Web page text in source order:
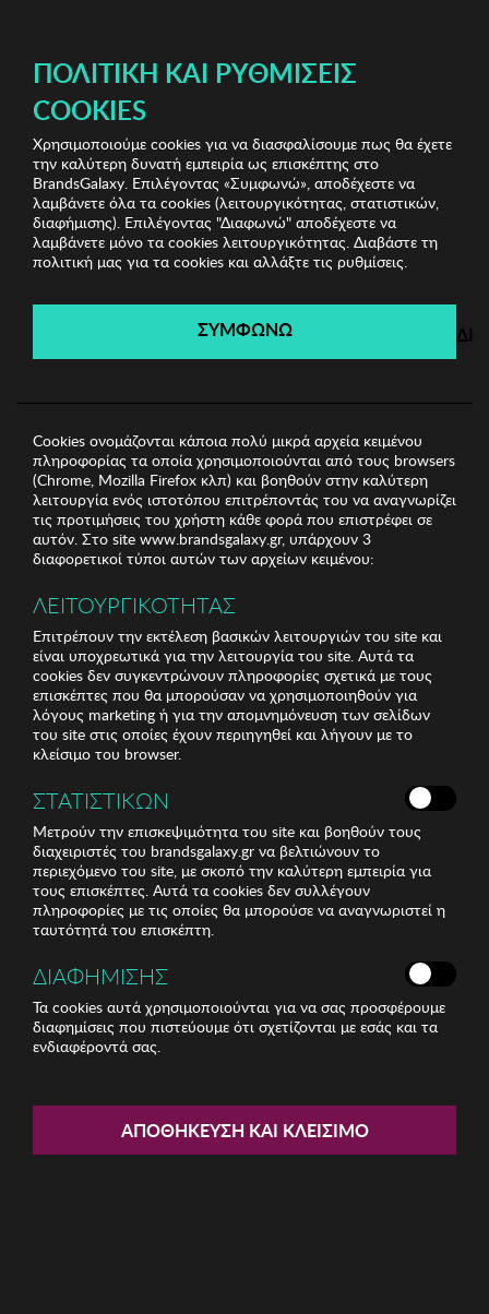
Jewels Shop Vol.2 Γυναικεία Κολιέ
Γυναικείο Κολιέ
Sadie
Jewels Shop Vol.2
Λήγει σε: 00ημέρες | 00ώρες 00λεπτά 00δευτ.
Γυναικείο Κολιέ Sadie
ΠΟΛΙΤΙΚΉ ΚΑΙ ΡΥΘΜΊΣΕΙΣ
COOKIES
Χρησιμοποιούμε cookies για να διασφαλίσουμε πως θα έχετε
την καλύτερη δυνατή εμπειρία ως επισκέπτης στο
BrandsGalaxy. Επιλέγοντας «Συμφωνώ», αποδέχεστε να
λαμβάνετε όλα τα cookies (λειτουργικότητας, στατιστικών,
διαφήμισης). Επιλέγοντας "Διαφωνώ" αποδέχεστε να
λαμβάνετε μόνο τα cookies λειτουργικότητας. Διαβάστε τη
πολιτική μας για τα cookies και αλλάξτε τις ρυθμίσεις.
ΣΥΜΦΩΝΩ
Cookies ονομάζονται κάποια πολύ μικρά αρχεία κειμένου
πληροφορίας τα οποία χρησιμοποιούνται από τους browsers
(Chrome, Mozilla Firefox κλπ) και βοηθούν στην καλύτερη
λειτουργία ενός ιστοτόπου επιτρέποντάς του να αναγνωρίζει
τις προτιμήσεις του χρήστη κάθε φορά που επιστρέφει σε
αυτόν. Στο site www.brandsgalaxy.gr, υπάρχουν 3
διαφορετικοί τύποι αυτών των αρχείων κειμένου:
ΛΕΙΤΟΥΡΓΙΚΟΤΗΤΑΣ
Επιτρέπουν την εκτέλεση βασικών λειτουργιών του site και
είναι υποχρεωτικά για την λειτουργία του site. Αυτά τα
cookies δεν συγκεντρώνουν πληροφορίες σχετικά με τους
επισκέπτες που θα μπορούσαν να χρησιμοποιηθούν για
λόγους marketing ή για την απομνημόνευση των σελίδων
του site στις οποίες έχουν περιηγηθεί και λήγουν με το
κλείσιμο του browser.
ΣΤΑΤΙΣΤΙΚΩΝ
Μετρούν την επισκεψιμότητα του site και βοηθούν τους
διαχειριστές του brandsgalaxy.gr να βελτιώνουν το
περιεχόμενο του site, με σκοπό την καλύτερη εμπειρία για
τους επισκέπτες. Αυτά τα cookies δεν συλλέγουν
πληροφορίες με τις οποίες θα μπορούσε να αναγνωριστεί η
ταυτότητά του επισκέπτη.
ΔΙΑΦΗΜΙΣΗΣ
Τα cookies αυτά χρησιμοποιούνται για να σας προσφέρουμε
διαφημίσεις που πιστεύουμε ότι σχετίζονται με εσάς και τα
ενδιαφέροντά σας.
ΑΠΟΘΉΚΕΥΣΗ ΚΑΙ ΚΛΕΊΣΙΜΟ